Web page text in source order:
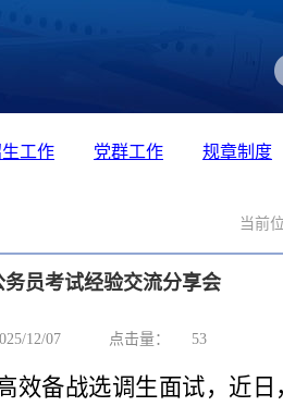
工作 党群工作 规章制度
当前
员考试经验交流分享会
12/07 点击量： 53
效备战选调生面试，近